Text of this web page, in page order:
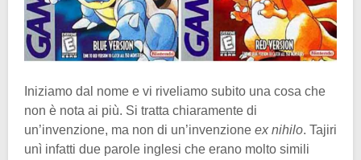
Iniziamo dal nome e vi riveliamo subito una cosa che
non è nota ai più. Si tratta chiaramente di
un’invenzione, ma non di un’invenzione ex nihilo. Tajiri
unì infatti due parole inglesi che erano molto simili